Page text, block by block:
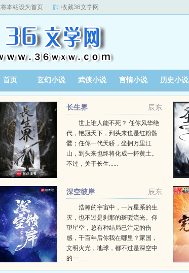
将本站设为首页 收藏36文学网
首页 玄幻小说 武侠小说 言情小说 历史小说
辰东
长生界
世上谁人能不死？ 任你风华绝
代，艳冠天下，到头来也是红粉骷
髅；任你一代天骄，坐拥万里江
山，到头来也终将化成一抔黄土。
不过，关于长生......
辰东
深空彼岸
浩瀚的宇宙中，一片星系的生
灭，也不过是刹那的斑驳流光。仰
望星空，总有种结局已注定的伤
感，千百年后你我在哪里？家国，
文明火光，地球，都不过是深空中
的一......